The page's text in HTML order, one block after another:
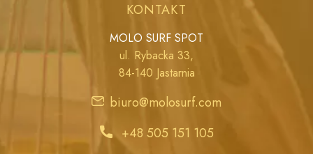
KONTAKT
MOLO SURF SPOT
ul. Rybacka 33,
84-140 Jastarnia
biuro@molosurf.com
+48 505 151 105